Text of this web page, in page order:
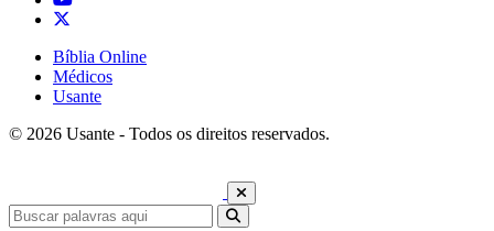
Bíblia Online
Médicos
Usante
© 2026 Usante - Todos os direitos reservados.